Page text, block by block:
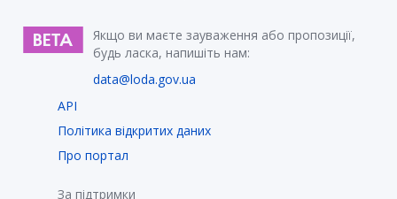
Якщо ви маєте зауваження або пропозиції,
будь ласка, напишіть нам:
data@loda.gov.ua
API
Політика відкритих даних
Про портал
За підтримки